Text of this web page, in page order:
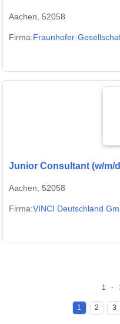
Aachen, 52058
Firma:Fraunhofer-
Junior Consultant (w/m/
Aachen, 52058
Firma:VINCI Deutschland
1 -
1 2 3